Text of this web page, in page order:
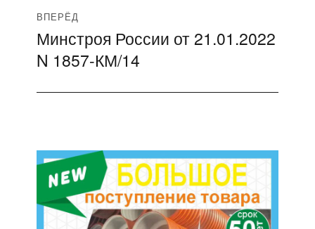
ВПЕРЁД
Следующая
запись:
Минстроя России от 21.01.2022
N 1857-КМ/14